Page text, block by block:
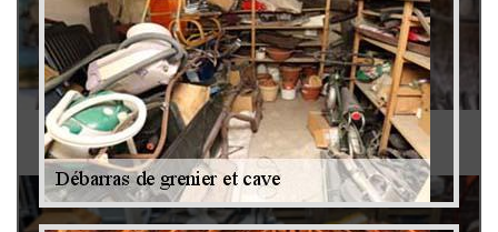
Antiquaire 79